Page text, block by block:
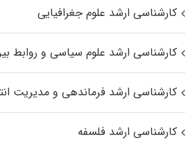
کارشناسی ارشد علوم جغرافیایی
کارشناسی ارشد علوم سیاسی و روابط
کارشناسی ارشد فرماندهی و مدیریت
کارشناسی ارشد فلسفه